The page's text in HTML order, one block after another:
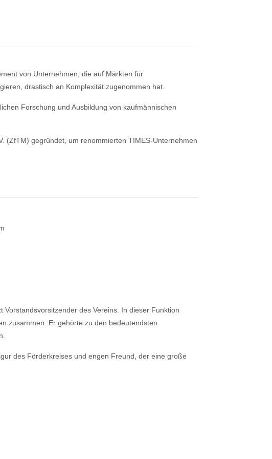
von Unternehmen, die auf Märkten für
drastisch an Komplexität zugenommen hat.
Forschung und Ausbildung von kaufmännischen
(ZfTM) gegründet, um renommierten TIMES-Unternehmen
des Vereins. In dieser Funktion
zusammen. Er gehörte zu den bedeutendsten
des Förderkreises und engen Freund, der eine große